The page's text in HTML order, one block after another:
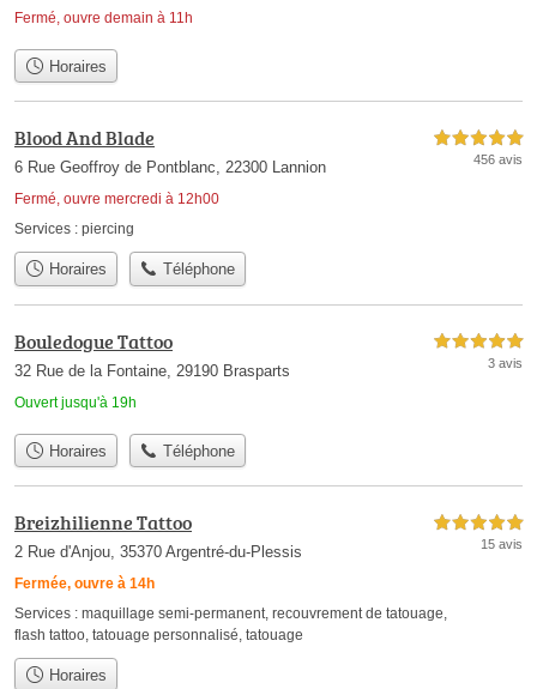
Fermé, ouvre demain à 11h
Horaires
Blood And Blade
6 Rue Geoffroy de Pontblanc, 22300 Lannion
Fermé, ouvre mercredi à 12h00
5,0 étoiles sur 5
456 avis
Services : piercing
Horaires Téléphone
Bouledogue Tattoo
32 Rue de la Fontaine, 29190 Brasparts
Ouvert jusqu'à 19h
5,0 étoiles sur 5
3 avis
Horaires Téléphone
Breizhilienne Tattoo
2 Rue d'Anjou, 35370 Argentré-du-Plessis
Fermée, ouvre à 14h
5,0 étoiles sur 5
15 avis
Services : maquillage semi-permanent, recouvrement de tatouage,
flash tattoo, tatouage personnalisé, tatouage
Horaires